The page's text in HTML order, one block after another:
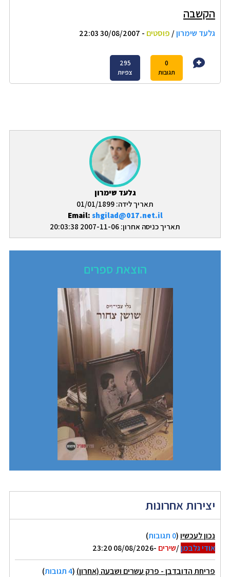
גלעד שימרון
תאריך לידה: 01/01/1899
Email: shgilad@017.net.il
תאריך כניסה אחרון: 2007-11-06 20:03:38
הוצאת ספרים
יצירות אחרונות
נכון לעכשיו(0 תגובות
)
אודי גלבמן/שירים -08/08/2026 23:20
פריחת הדובדבן - פרק עשרים ושבעה (אחרון) (4 תגובות
)
הקשבה
גלעד שימרון/ פוסטים - 30/08/2007 22:03
0
תגובות
295
צפיות